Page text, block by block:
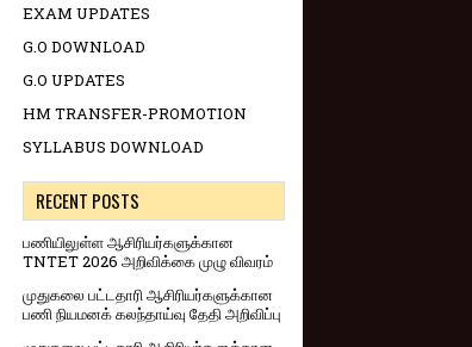
EXAM UPDATES
G.O DOWNLOAD
G.O UPDATES
HM TRANSFER-PROMOTION
SYLLABUS DOWNLOAD
RECENT POSTS
பணியிலுள்ள ஆசிரியர்களுக்கான
TNTET 2026 அறிவிக்கை முழு விவரம்
முதுகலை பட்டதாரி ஆசிரியர்களுக்கான
பணி நியமனக் கலந்தாய்வு தேதி அறிவிப்பு